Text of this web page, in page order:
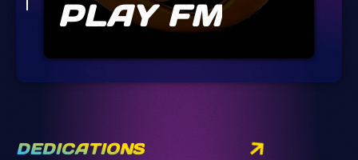
PLAY FM
DEDICATIONS